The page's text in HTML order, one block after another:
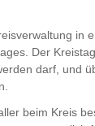
in
Der
darf, und
beim Kreis